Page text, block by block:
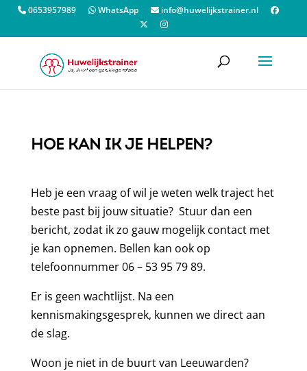
0653957989 WhatsApp info@huwelijkstrainer.nl
HOE KAN IK JE HELPEN?
Heb je een vraag of wil je weten welk traject het
beste past bij jouw situatie? Stuur dan een
bericht, zodat ik zo gauw mogelijk contact met
je kan opnemen. Bellen kan ook op
telefoonnummer 06 – 53 95 79 89.
Er is geen wachtlijst. Na een
kennismakingsgesprek, kunnen we direct aan
de slag.
Woon je niet in de buurt van Leeuwarden?